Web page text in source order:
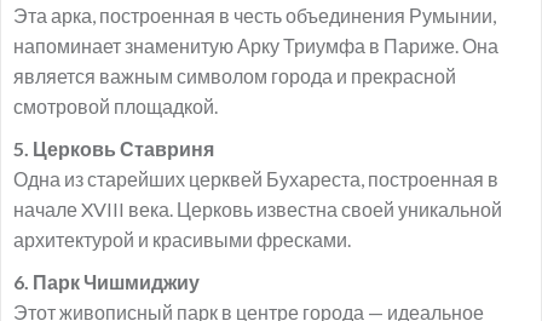
Эта арка, построенная в честь объединения Румынии,
напоминает знаменитую Арку Триумфа в Париже. Она
является важным символом города и прекрасной
смотровой площадкой.
5. Церковь Ставриня
Одна из старейших церквей Бухареста, построенная в
начале XVIII века. Церковь известна своей уникальной
архитектурой и красивыми фресками.
6. Парк Чишмиджиу
Этот живописный парк в центре города — идеальное